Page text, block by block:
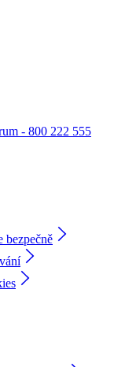
- 800 222 555
bezpečně